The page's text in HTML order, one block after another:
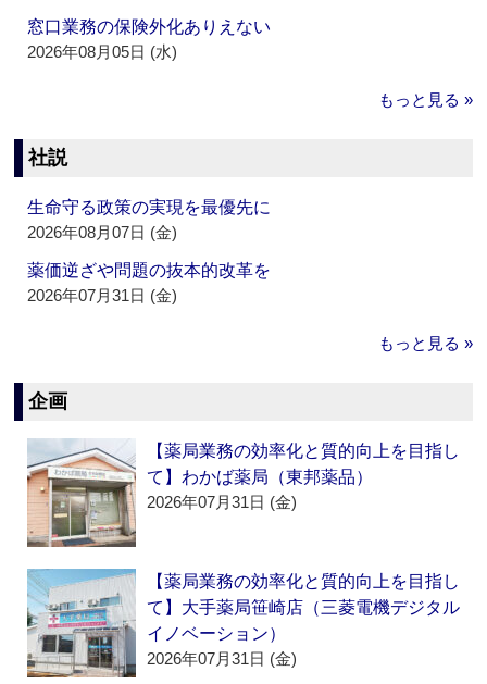
窓口業務の保険外化ありえない
2026年08月05日 (水)
もっと見る »
社説
生命守る政策の実現を最優先に
2026年08月07日 (金)
薬価逆ざや問題の抜本的改革を
2026年07月31日 (金)
もっと見る »
企画
【薬局業務の効率化と質的向上を目指し
て】わかば薬局（東邦薬品）
2026年07月31日 (金)
【薬局業務の効率化と質的向上を目指し
て】大手薬局笹崎店（三菱電機デジタル
イノベーション）
2026年07月31日 (金)